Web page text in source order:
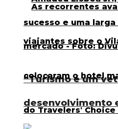
“Turismo é um
desenvolvimento